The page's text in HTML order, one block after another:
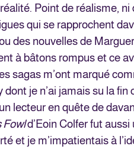
Point de réalisme,
qui se rapprochent
des nouvelles de
à bâtons rompus et ce
sagas m’ont marqué
dont je n’ai jamais su la
lecteur en quête de
Fowld’Eoin Colfer fut
et je m’impatientais à